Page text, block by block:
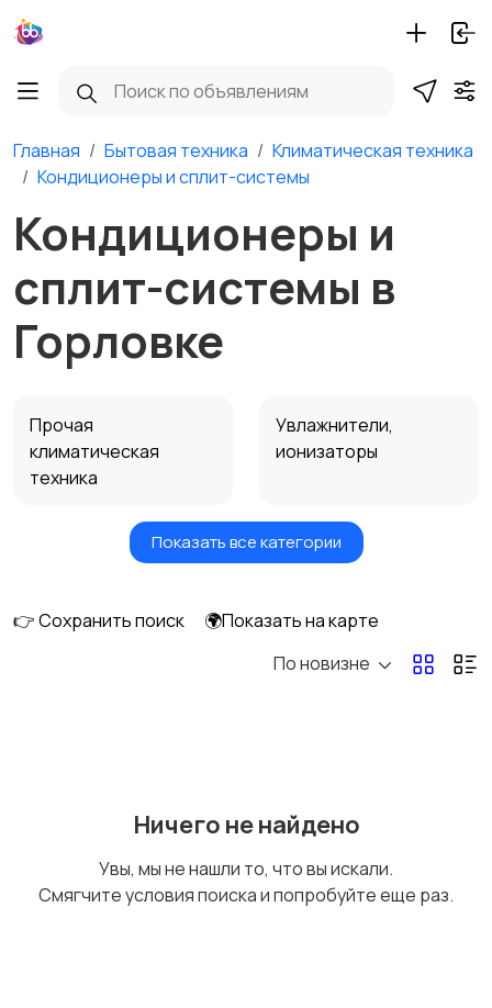
Главная Бытовая техника
Климатическая техника
Кондиционеры и сплит-системы
Кондиционеры и
сплит-системы в
Горловке
Прочая
климатическая
техника
Увлажнители,
ионизаторы
Вентиляторы Обогреватели
Кондиционеры и
Показать все категории
👉 Сохранить поиск
🌍Показать на карте
По новизне
Ничего не найдено
Увы, мы не нашли то, что вы искали.
Смягчите условия поиска и попробуйте еще раз.